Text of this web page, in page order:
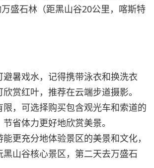
盛石林（距黑山谷20公里，喀斯特
避暑戏水，记得携带泳衣和换洗衣
赏红叶，推荐在云端步道摄影。
限，可选择购买包含观光车和索道的
省体力更好地欣赏美景。
更充分地体验景区的美景和文化，
黑山谷核心景区，第二天去万盛石